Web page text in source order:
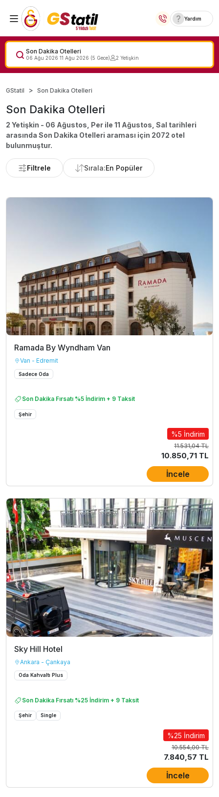
Yurt İçi Oteller
Temalı Oteller
Kıbrıs Otelleri
Lansmana Özel Oteller
Yurt Dışı Turlar
Yardım
Son Dakika Otelleri
06 Ağu 2026 11 Ağu 2026 (5 Gece) 2 Yetişkin
GStatil Son Dakika Otelleri
Son Dakika Otelleri
2 Yetişkin - 06 Ağustos, Per ile 11 Ağustos, Sal tarihleri
arasında Son Dakika Otelleri araması için 2072 otel
bulunmuştur.
Filtrele Sırala:En Popüler
Ramada By Wyndham Van
Van - Edremit
Sadece Oda
Son Dakika Fırsatı %5 İndirim + 9 Taksit
Şehir
%5 İndirim
11.531,04 TL
10.850,71 TL
İncele
Sky Hill Hotel
Ankara - Çankaya
Oda Kahvaltı Plus
Son Dakika Fırsatı %25 İndirim + 9 Taksit
Şehir Single
%25 İndirim
10.554,00 TL
7.840,57 TL
İncele